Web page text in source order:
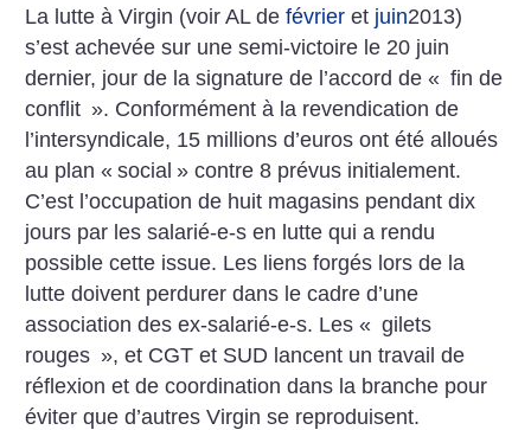
La lutte à Virgin (voir AL defévrier et juin2013)
s’est achevée sur une semi-victoire le 20 juin
dernier, jour de la signature de l’accord de « fin de
conflit ». Conformément à la revendication de
l’intersyndicale, 15 millions d’euros ont été alloués
au plan « social » contre 8 prévus initialement.
C’est l’occupation de huit magasins pendant dix
jours par les salarié-e-s en lutte qui a rendu
possible cette issue. Les liens forgés lors de la
lutte doivent perdurer dans le cadre d’une
association des ex-salarié-e-s. Les « gilets
rouges », et CGT et SUD lancent un travail de
réflexion et de coordination dans la branche pour
éviter que d’autres Virgin se reproduisent.